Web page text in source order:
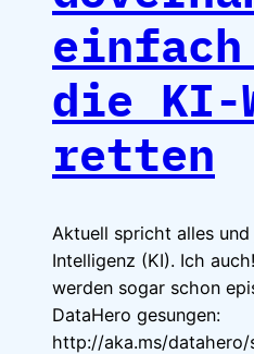
einfach
die KI-
retten
Aktuell spricht alles
Intelligenz (KI). Ich
werden sogar schon
DataHero gesungen:
http://aka.ms/datahero/